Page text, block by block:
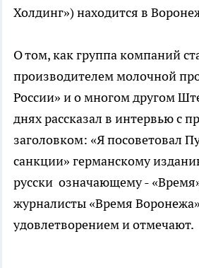
Холдинг») находится в
О том, как группа компаний
производителем молочной
России» и о многом другом
днях рассказал в интервью с
заголовком: «Я посоветовал
санкции» германскому
русски означающему -
журналисты «Время
удовлетворением и отмечают.